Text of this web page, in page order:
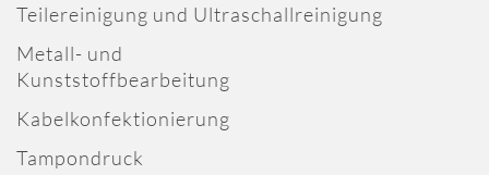
Teilereinigung und Ultraschallreinigung
Metall- und
Kunststoffbearbeitung
Kabelkonfektionierung
Tampondruck